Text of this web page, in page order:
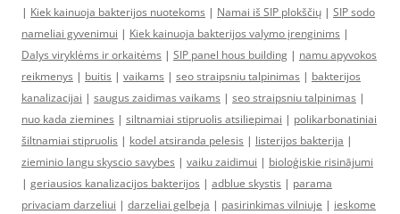
| Kiek kainuoja bakterijos nuotekoms | Namai iš SIP plokščių | SIP sodo
nameliai gyvenimui | Kiek kainuoja bakterijos valymo įrenginims |
Dalys viryklėms ir orkaitėms | SIP panel hous building | namu apyvokos
reikmenys | buitis | vaikams | seo straipsniu talpinimas | bakterijos
kanalizacijai | saugus zaidimas vaikams | seo straipsniu talpinimas |
nuo kada ziemines | siltnamiai stipruolis atsiliepimai | polikarbonatiniai
šiltnamiai stipruolis | kodel atsiranda pelesis | listerijos bakterija |
zieminio langu skyscio savybes | vaiku zaidimui | bioloģiskie risinājumi
| geriausios kanalizacijos bakterijos | adblue skystis | parama
privaciam darzeliui | darzeliai gelbeja | pasirinkimas vilniuje | ieskome